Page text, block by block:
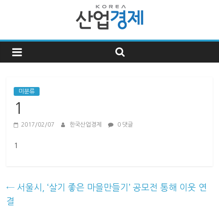
한
국
산
업
경
한
미분류
1
2017/02/07 한국산업경제 0 댓글
1
← 서울시, ‘살기 좋은 마을만들기’ 공모전 통해 이웃 연
결